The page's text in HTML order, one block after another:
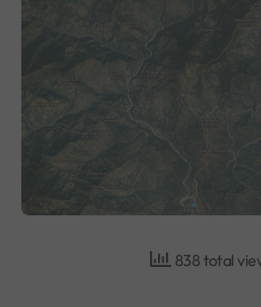
838 total